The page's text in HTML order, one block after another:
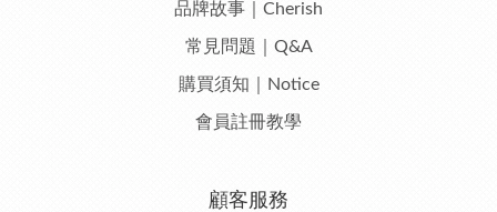
品牌故事｜Cherish
常見問題｜Q&A
購買須知｜Notice
會員註冊教學
顧客服務